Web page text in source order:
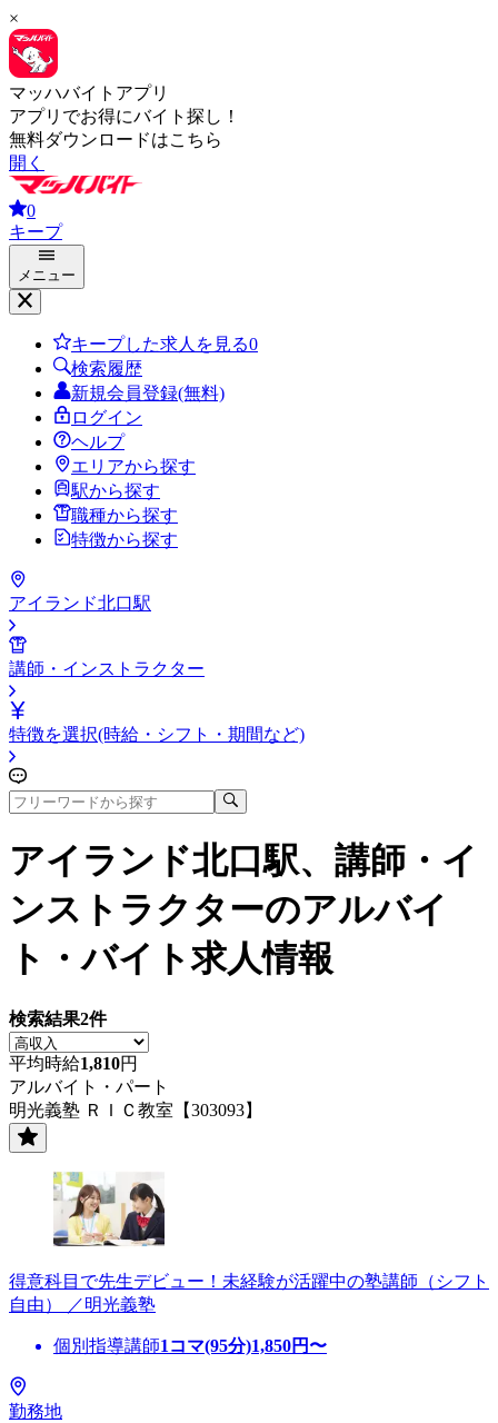
×
マッハバイトアプリ
アプリでお得にバイト探し！
無料ダウンロードはこちら
開く
0
キープ
メニュー
キープした求人を見る0
検索履歴
新規会員登録(無料)
ログイン
ヘルプ
エリアから探す
駅から探す
職種から探す
特徴から探す
アイランド北口駅
講師・インストラクター
特徴を選択(時給・シフト・期間など)
アイランド北口駅、講師・イ
ンストラクターのアルバイ
ト・バイト求人情報
検索結果2件
平均時給1,810円
アルバイト・パート
明光義塾 ＲＩＣ教室【303093】
得意科目で先生デビュー！未経験が活躍中の塾講師（シフト
自由） ／明光義塾
個別指導講師1コマ(95分)1,850円〜
勤務地